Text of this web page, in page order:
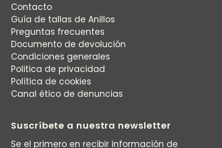
Contacto
Guía de tallas de Anillos
Preguntas frecuentes
Documento de devolución
Condiciones generales
Politica de privacidad
Política de cookies
Canal ético de denuncias
Suscríbete a nuestra newsletter
Se el primero en recibir información de